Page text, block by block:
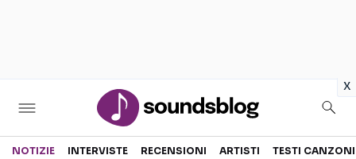
x
Sezioni
NOTIZIE INTERVISTE RECENSIONI ARTISTI TESTI CANZONI